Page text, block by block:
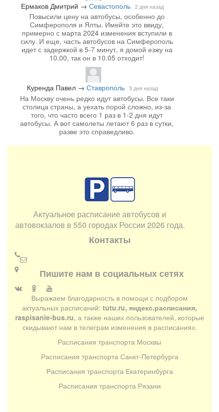
Ермаков Дмитрий → Севастополь 2 дня назад
Повысили цену на автобусы, особенно до
Симферополя и Ялты. Имейте это ввиду,
примерно с марта 2024 изменения вступили в
силу. И еще, часть автобусов на Симферополь
идет с задержкой в 5-7 минут, я домой езжу на
10.00, так он в 10.05 отходит!
Куренда Павел→ Ставрополь 3 дня назад
На Москву очень редко идут автобусы. Все таки
столица страны, а уехать порой сложно, из-за
того, что часто всего 1 раз в 1-2 дня идут
автобусы. А вот самолеты летают 6 раз в сутки,
разве это справедливо.
Актуальное расписание автобусов и
автовокзалов в 550 городах России 2026 года.
Контакты
Пишите нам в социальных сетях
Выражаем благодарность в помощи с подбором
актуальных расписаний: tutu.ru, яндекс.расписания,
raspisanie-bus.ru, а также наших пользователей, которые
скидывают нам в телеграм изменения в расписаниях.
Расписания транспорта Москвы
Расписания транспорта Санкт-Петербурга
Расписания транспорта Екатеринбурга
Расписания транспорта Рязани